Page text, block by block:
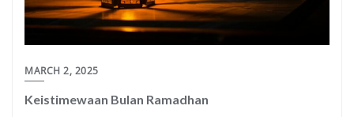
MARCH 2, 2025
Keistimewaan Bulan Ramadhan